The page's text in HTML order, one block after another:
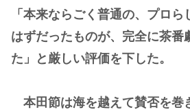
「本来ならごく普通の、プロ
はずだったものが、完全に茶番
た」と厳しい評価を下した。
本田節は海を越えて賛否を巻